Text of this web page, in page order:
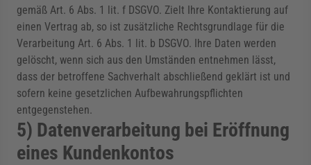
gemäß Art. 6 Abs. 1 lit. f DSGVO. Zielt Ihre Kontaktierung auf
einen Vertrag ab, so ist zusätzliche Rechtsgrundlage für die
Verarbeitung Art. 6 Abs. 1 lit. b DSGVO. Ihre Daten werden
gelöscht, wenn sich aus den Umständen entnehmen lässt,
dass der betroffene Sachverhalt abschließend geklärt ist und
sofern keine gesetzlichen Aufbewahrungspflichten
entgegenstehen.
5) Datenverarbeitung bei Eröffnung
eines Kundenkontos